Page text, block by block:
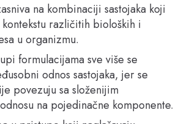
na kombinaciji sastojaka koji
različitih bioloških i
u organizmu.
formulacijama sve više se
odnos sastojaka, jer se
povezuju sa složenijim
na pojedinačne komponente.